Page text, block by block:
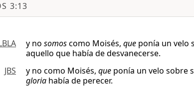
3:13
y no somoscomo Moisés, que ponía un velo
aquello que había de desvanecerse.
JBS
y no como Moisés, que ponía un velo sobre
gloria había de perecer.